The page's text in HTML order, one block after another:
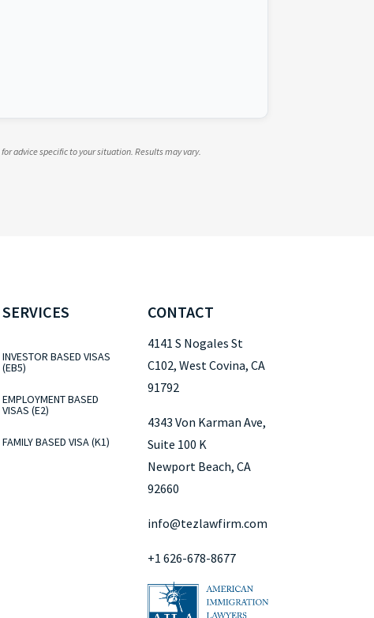
for advice specific to your situation. Results may vary.
SERVICES
INVESTOR BASED VISAS
(EB5)
EMPLOYMENT BASED
VISAS (E2)
FAMILY BASED VISA (K1)
CONTACT
4141 S Nogales St
C102, West Covina, CA
91792
4343 Von Karman Ave,
Suite 100 K
Newport Beach, CA
92660
info@tezlawfirm.com
+1 626-678-8677